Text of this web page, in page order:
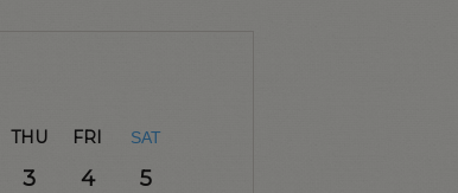
THU FRI SAT
3 4 5